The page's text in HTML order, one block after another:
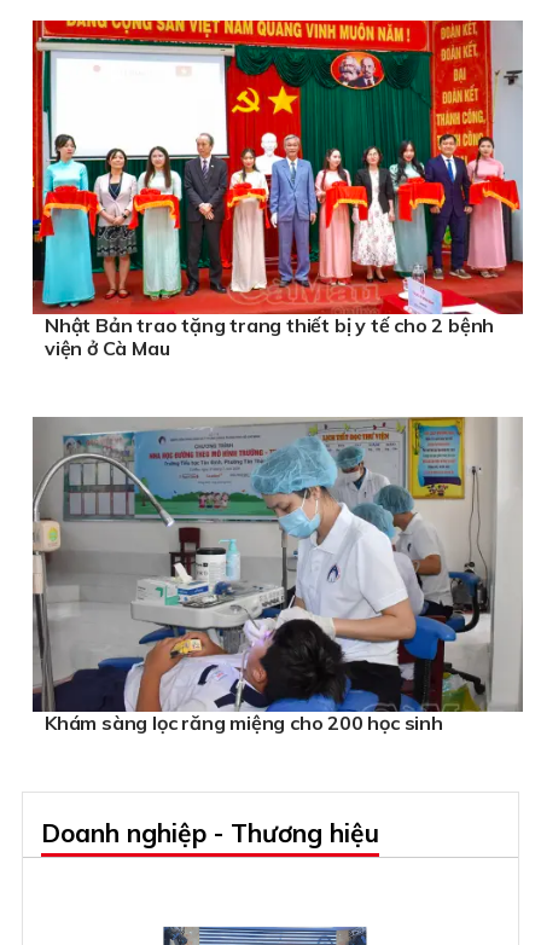
Nhật Bản trao tặng trang thiết bị y tế cho 2 bệnh
viện ở Cà Mau
Khám sàng lọc răng miệng cho 200 học sinh
Doanh nghiệp - Thương hiệu